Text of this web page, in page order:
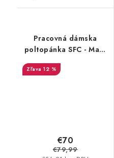
Pracovná dámska
poltopánka SFC - Mary
Akciová cena
12 %
€70
€79,99